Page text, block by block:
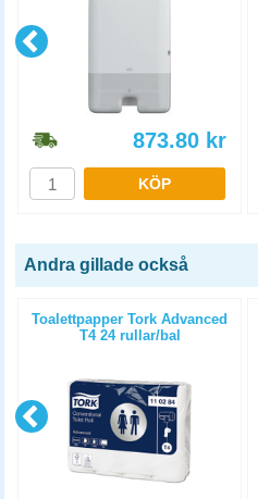
873.80 kr
KÖP
Andra gillade också
Toalettpapper Tork Advanced
T4 24 rullar/bal